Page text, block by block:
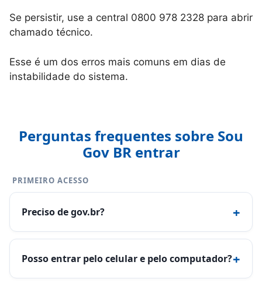
Se persistir, use a central 0800 978 2328 para abrir
chamado técnico.
Esse é um dos erros mais comuns em dias de
instabilidade do sistema.
Perguntas frequentes sobre Sou
Gov BR entrar
PRIMEIRO ACESSO
Preciso de gov.br? +
Posso entrar pelo celular e pelo computador?+